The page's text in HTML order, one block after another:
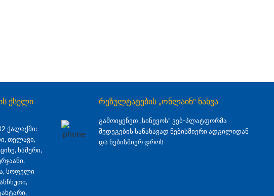
ქსელი
ქალაქში:
თელავი,
ხაშური,
სოფელი
რეზულტატების „ონლაინ" ნახვა
გამოიყენეთ „სინევოს“ ვებ-პლატფორმა
შედეგების სანახავად ნებისმიერი ადგილიდან
და ნებისმიერ დროს